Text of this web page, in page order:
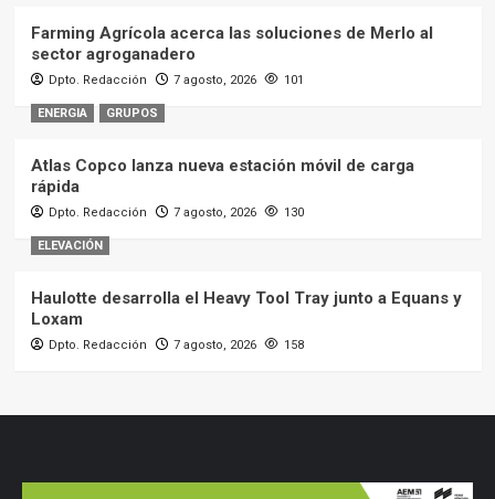
Farming Agrícola acerca las soluciones de Merlo al
sector agroganadero
Dpto. Redacción 7 agosto, 2026 101
ENERGIA GRUPOS
Atlas Copco lanza nueva estación móvil de carga
rápida
Dpto. Redacción 7 agosto, 2026 130
ELEVACIÓN
Haulotte desarrolla el Heavy Tool Tray junto a Equans y
Loxam
Dpto. Redacción 7 agosto, 2026 158